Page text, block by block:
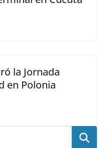
la Jornada
en Polonia